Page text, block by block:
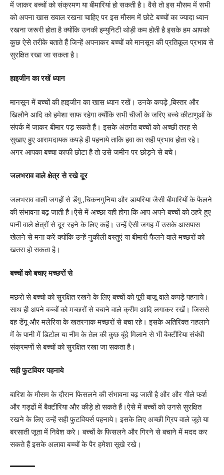
में जाकर बच्चों को संक्रमण या बीमारियां हो सकती है। वैसे तो इस मौसम में सभी
को अपना खास ख्याल रखना चाहिए पर इस मौसम में छोटे बच्चों का ज्यादा ध्यान
रखना जरूरी होता है क्योंकि उनकी इम्युनिटी थोड़ी कम होती है इसके हम आपको
कुछ ऐसे तरीके बताते हैं जिन्हें अपनाकर बच्चों को मानसून की प्रतिकूल प्रभाव से
सुरक्षित रखा जा सकता है।
हाइजीन का रखें ध्यान
मानसून में बच्चों की हाइजीन का खास ध्यान रखें। उनके कपड़े ,बिस्तर और
खिलौने आदि को हमेशा साफ रहेगा क्योंकि सभी चीजों के जरिए बच्चे कीटाणुओं के
संपर्क में जाकर बीमार पड़ सकते हैं। इसके अंतर्गत बच्चों को अच्छी तरह से
सुखाए हुए आरामदायक कपड़े ही पहनाये ताकि हवा का सही प्रभाव होता रहे।
अगर आपका बच्चा काफी छोटा है तो उसे जमीन पर छोड़ने से बचे।
जलभराव वाले क्षेत्र से रखे दूर
जलभराव वाली जगहों से डेंगू ,चिकनगुनिया और डायरिया जैसी बीमारियों के फैलने
की संभावना बढ़ जाती है।ऐसे में अच्छा यही होगा कि आप अपने बच्चों को ठहरे हुए
पानी वाले क्षेत्रों से दूर रहने के लिए कहें। उन्हें ऐसी जगह में उसके आसपास
खेलने से मना करें क्योंकि उन्हें नुकीली वस्तुएं या बीमारी फैलने वाले मच्छरों को
खतरा हो सकता है।
बच्चों को बचाए मच्छरों से
मछरो से बच्चो को सुरक्षित रखने के लिए बच्चों को पूरी बाजू वाले कपड़े पहनाये।
साथ ही अपने बच्चों को मच्छरों से बचाने वाले क्रीम आदि लगाकर रखें। जिससे
वह डेंगू और मलेरिया के खतरनाक मच्छरों से बचा रहे। इसके अतिरिक्त नहलाने
में के पानी में डिटोल या नीम के तेल की कुछ बूंदे मिलाने से भी बैक्टीरिया संबंधी
संक्रमणों से बच्चों को सुरक्षित रखा जा सकता है।
सही फुटवियर पहनाये
बारिश के मौसम के दौरान फिसलने की संभावना बढ़ जाती है और और गीले फर्श
और गड्ढों में बैक्टीरिया और कीड़े हो सकते हैं।ऐसे में बच्चों को उनसे सुरक्षित
रखने के लिए उन्हें सही फुटवियर्स पहनाये। इसके लिए अच्छी ग्रिप वाले जूते या
बरसाती जूता में निवेश करे। बच्चों के फिसलने और गिरने से बचाने में मदद कर
सकते हैं इसके अलावा बच्चों के पैर हमेशा सूखे रखे।